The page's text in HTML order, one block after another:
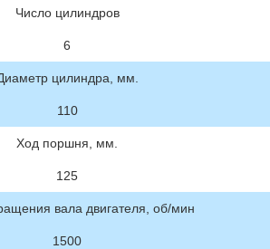
Число цилиндров
6
цилиндра, мм.
110
Ход поршня, мм.
125
вала двигателя, об/мин
1500